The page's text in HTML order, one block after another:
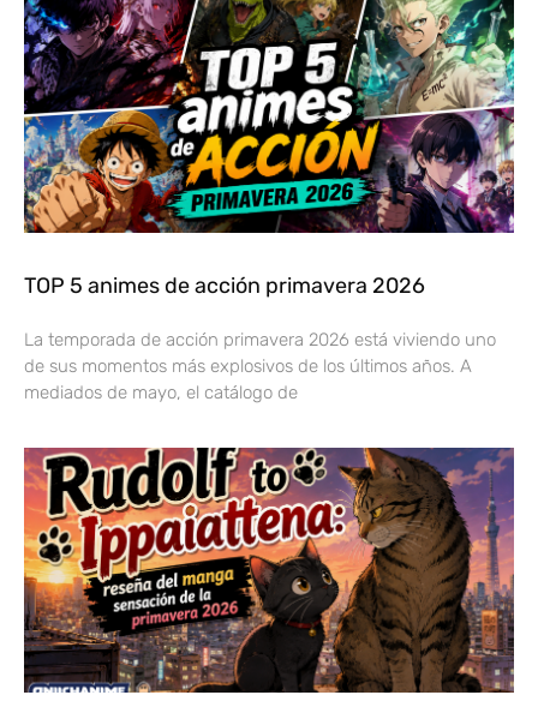
TOP 5 animes de acción primavera 2026
La temporada de acción primavera 2026 está viviendo uno
de sus momentos más explosivos de los últimos años. A
mediados de mayo, el catálogo de